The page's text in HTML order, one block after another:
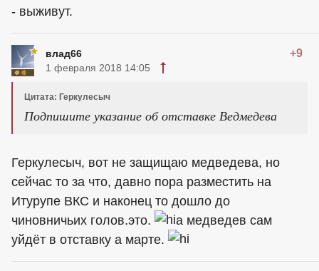
- выживут.
влад66 +9
1 февраля 2018 14:05
Цитата: Геркулесыч
Подпишите указание об отставке Ведмедева
Геркулесыч, вот не защищаю медведева, но
сейчас то за что, давно пора разместить на
Итурупе ВКС и наконец то дошло до
чиновничьих голов.это.
а медведев сам
уйдёт в отставку а марте.